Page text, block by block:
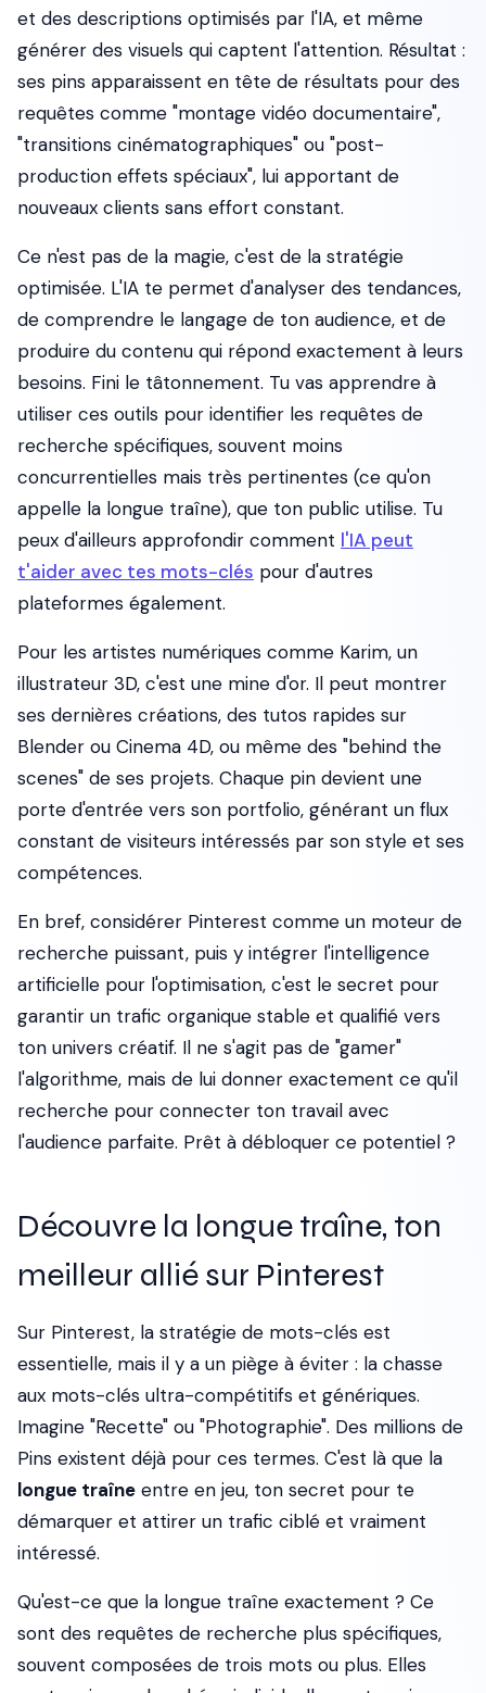
et des descriptions optimisés par l'IA, et même
générer des visuels qui captent l'attention. Résultat :
ses pins apparaissent en tête de résultats pour des
requêtes comme "montage vidéo documentaire",
"transitions cinématographiques" ou "post-
production effets spéciaux", lui apportant de
nouveaux clients sans effort constant.
Ce n'est pas de la magie, c'est de la stratégie
optimisée. L'IA te permet d'analyser des tendances,
de comprendre le langage de ton audience, et de
produire du contenu qui répond exactement à leurs
besoins. Fini le tâtonnement. Tu vas apprendre à
utiliser ces outils pour identifier les requêtes de
recherche spécifiques, souvent moins
concurrentielles mais très pertinentes (ce qu'on
appelle la longue traîne), que ton public utilise. Tu
peux d'ailleurs approfondir comment l'IA peut
t'aider avec tes mots-clés pour d'autres
plateformes également.
Pour les artistes numériques comme Karim, un
illustrateur 3D, c'est une mine d'or. Il peut montrer
ses dernières créations, des tutos rapides sur
Blender ou Cinema 4D, ou même des "behind the
scenes" de ses projets. Chaque pin devient une
porte d'entrée vers son portfolio, générant un flux
constant de visiteurs intéressés par son style et ses
compétences.
En bref, considérer Pinterest comme un moteur de
recherche puissant, puis y intégrer l'intelligence
artificielle pour l'optimisation, c'est le secret pour
garantir un trafic organique stable et qualifié vers
ton univers créatif. Il ne s'agit pas de "gamer"
l'algorithme, mais de lui donner exactement ce qu'il
recherche pour connecter ton travail avec
l'audience parfaite. Prêt à débloquer ce potentiel ?
Découvre la longue traîne, ton
meilleur allié sur Pinterest
Sur Pinterest, la stratégie de mots-clés est
essentielle, mais il y a un piège à éviter : la chasse
aux mots-clés ultra-compétitifs et génériques.
Imagine "Recette" ou "Photographie". Des millions de
Pins existent déjà pour ces termes. C'est là que la
longue traîne entre en jeu, ton secret pour te
démarquer et attirer un trafic ciblé et vraiment
intéressé.
Qu'est-ce que la longue traîne exactement ? Ce
sont des requêtes de recherche plus spécifiques,
souvent composées de trois mots ou plus. Elles